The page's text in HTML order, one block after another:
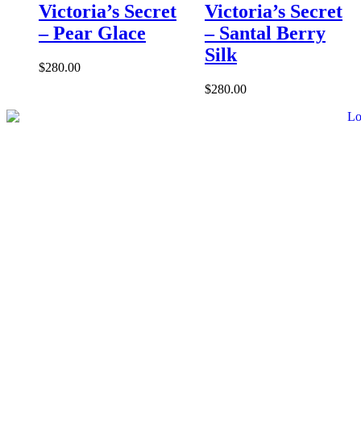
Victoria’s Secret
– Pear Glace
$280.00
Victoria’s Secret
– Santal Berry
Silk
$280.00